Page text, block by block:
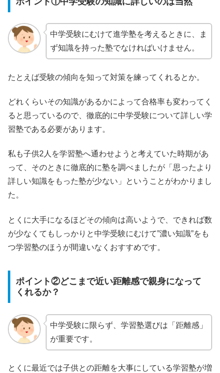
中学受験にむけて進学塾を考えるときに、ま
ず知識を持った塾でなければいけません。
たとえば受験の傾向を知って対策を練ってくれるとか。
どれくらいその知識があるかによって合格率も変わってく
ると思っているので、徹底的に中学受験について詳しい学
習塾である必要があります。
私も子供2人を学習塾へ通わせようと考えていた時期があ
って、そのときに徹底的に塾を調べましたが「思ったより
詳しい知識をもった塾が少ない」ということがわかりまし
た。
とくに大手になるほどその傾向は高いようで、できれば数
が少なくてもしっかりと中学受験にむけて”濃い知識”をも
つ学習塾のほうが間違いなくおすすめです。
ポイント②どこまで近い距離感で親身になって
くれるか？
中学受験に限らず、学習塾選びは「距離感」
が重要です。
とくに最近では子供との距離を大事にしている学習塾が増